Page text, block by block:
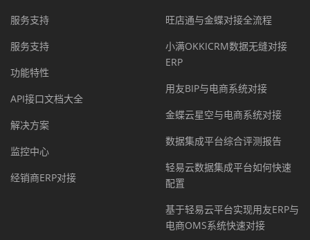
服务支持
服务支持
功能特性
API接口文档大全
解决方案
监控中心
经销商ERP对接
旺店通与金蝶对接全流程
小满OKKICRM数据无缝对接
ERP
用友BIP与电商系统对接
金蝶云星空与电商系统对接
数据集成平台综合评测报告
轻易云数据集成平台如何快速
配置
基于轻易云平台实现用友ERP与
电商OMS系统快速对接